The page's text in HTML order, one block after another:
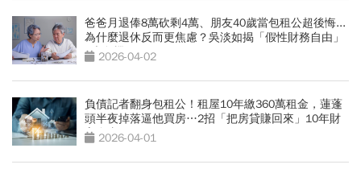
爸爸月退俸8萬砍剩4萬、朋友40歲當包租公超後悔...
為什麼退休反而更焦慮？吳淡如揭「假性財務自由」
5大危機
2026-04-02
負債記者翻身包租公！租屋10年繳360萬租金，蓮蓬
頭半夜掉落逼他買房…2招「把房貸賺回來」10年財
富自由
2026-04-01